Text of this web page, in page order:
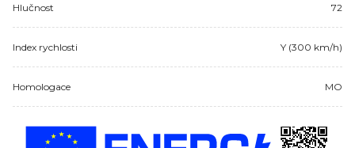
Hlučnost 72
Index rychlosti Y (300 km/h)
Homologace MO